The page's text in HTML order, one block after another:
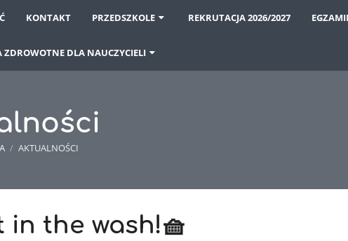
KONTAKT PRZEDSZKOLE REKRUTACJA 2026/2027
ZDROWOTNE DLA NAUCZYCIELI
/ AKTUALNOŚCI
in the wash!🧺